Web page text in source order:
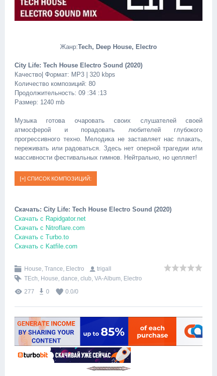
Жанр:Tech, Deep House, Electro
City Life: Tech House Electro Sound (2020)
Качество| Формат: MP3 | 320 kbps
Количество композиций: 80
Продолжительность: 09 :34 :13
Размер: 1240 mb
Музыка готова очаровать своих слушателей своей
атмосферой и порадовать любителей глубокого
прогрессивного техно. Мелодика не заставляет нас плакать,
переживать или радоваться. Здесь нет оперной трагедии или
массивности фестивальных гимнов. Нейтрально, но цепляет!
Скачать: City Life: Tech House Electro Sound (2020)
Скачать с Rapidgator.net
Скачать с Nitroflare.com
Скачать с Turbo.to
Скачать с Katfile.com
House, Trance, Electro
trigall
TEch, House, dance, club, VA-Album, Electro
277
0 0.0/0